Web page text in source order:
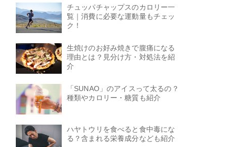
チュッパチャップスのカロリー一
覧｜消費に必要な運動量もチェッ
ク！
生焼けのお好み焼きで腹痛になる
理由とは？見分け方・対処法を紹
介
「SUNAO」のアイスって太るの？
種類やカロリー・糖質も紹介
ハヤトウリを食べると食中毒にな
る？含まれる栄養成分なども紹介